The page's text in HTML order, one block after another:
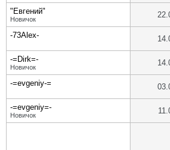
"Евгений"
Новичок
-73Alex-
-=Dirk=-
Новичок
-=evgeniy-=
-=evgeniy=-
Новичок